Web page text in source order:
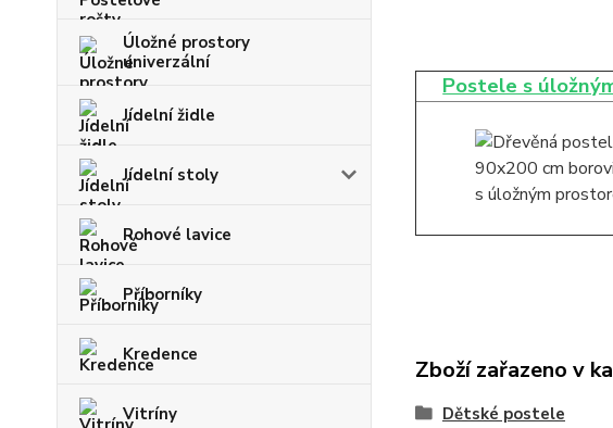
Úložné prostory
univerzální
Jídelní židle
Jídelní stoly
Rohové lavice
Příborníky
Kredence
Vitríny
Postele s
Zboží zařazeno v
Dětské postele